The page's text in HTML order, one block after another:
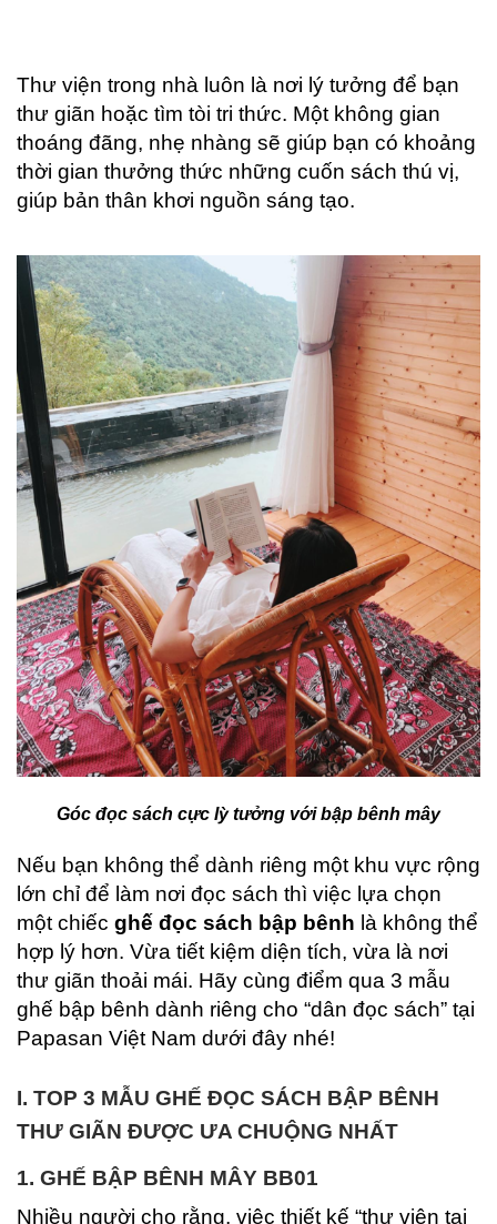
Thư viện trong nhà luôn là nơi lý tưởng để bạn
thư giãn hoặc tìm tòi tri thức. Một không gian
thoáng đãng, nhẹ nhàng sẽ giúp bạn có khoảng
thời gian thưởng thức những cuốn sách thú vị,
giúp bản thân khơi nguồn sáng tạo.
Góc đọc sách cực lỳ tưởng với bập bênh mây
Nếu bạn không thể dành riêng một khu vực rộng
lớn chỉ để làm nơi đọc sách thì việc lựa chọn
một chiếc ghế đọc sách bập bênh là không thể
hợp lý hơn. Vừa tiết kiệm diện tích, vừa là nơi
thư giãn thoải mái. Hãy cùng điểm qua 3 mẫu
ghế bập bênh dành riêng cho “dân đọc sách” tại
Papasan Việt Nam dưới đây nhé!
I. TOP 3 MẪU GHẾ ĐỌC SÁCH BẬP BÊNH
THƯ GIÃN ĐƯỢC ƯA CHUỘNG NHẤT
1. GHẾ BẬP BÊNH MÂY BB01
Nhiều người cho rằng, việc thiết kế “thư viện tại